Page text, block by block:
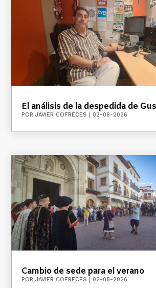
El análisis de la despedida de
PORJAVIER COFRECES | 02-08-2026
Cambio de sede para el verano
PORJAVIER COFRECES 02-08-2026